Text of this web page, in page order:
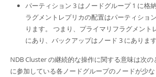
パーティション 3 はノードグループ 1 に格
ラグメントレプリカの配置はパーティショ
ります。 つまり、プライマリフラグメント
にあり、バックアップはノード 3 にあります
NDB Cluster の継続的な操作に関する意味は次の
に参加している各ノードグループのノードが少